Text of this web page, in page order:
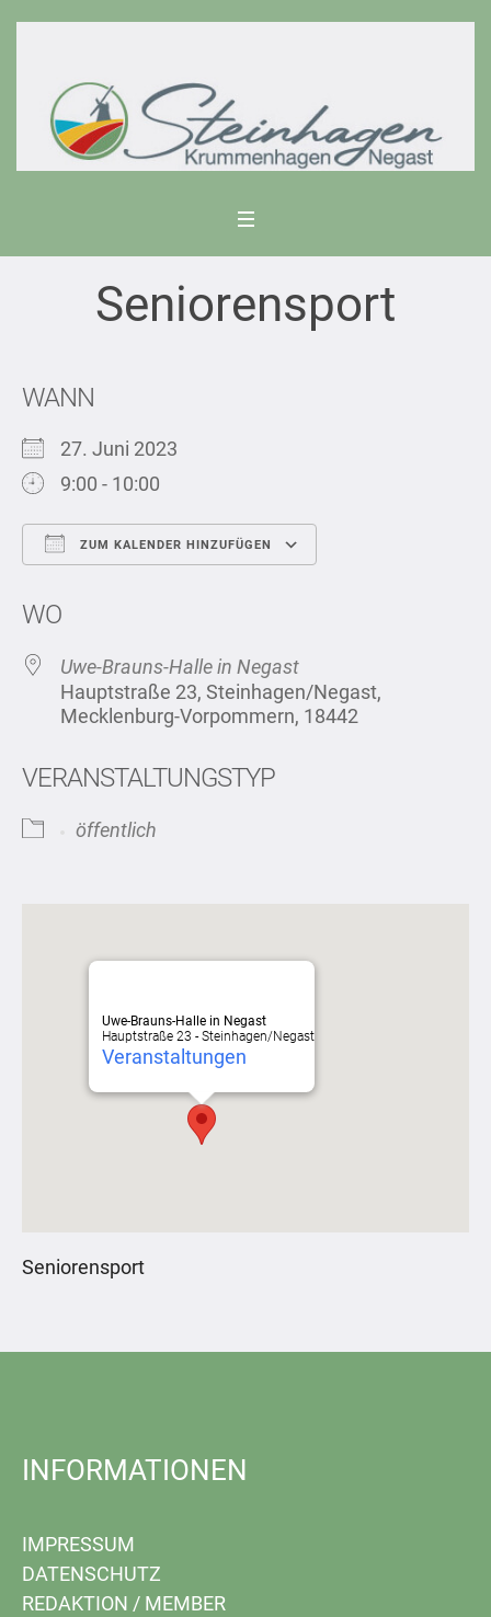
Seniorensport
WANN
27. Juni 2023
9:00 - 10:00
ZUM KALENDER HINZUFÜGEN
WO
Uwe-Brauns-Halle in Negast
Hauptstraße 23, Steinhagen/Negast,
Mecklenburg-Vorpommern, 18442
VERANSTALTUNGSTYP
öffentlich
Uwe-Brauns-Halle in Negast
Hauptstraße 23 - Steinhagen/Negast
Veranstaltungen
Seniorensport
INFORMATIONEN
IMPRESSUM
DATENSCHUTZ
REDAKTION / MEMBER